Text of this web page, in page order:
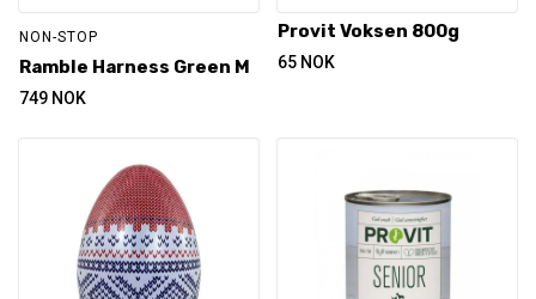
NON-STOP
Ramble Harness Green M
749 NOK
Provit Voksen 800g
65 NOK